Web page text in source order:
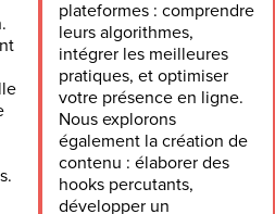
plateformes : comprendre
leurs algorithmes,
intégrer les meilleures
pratiques, et optimiser
votre présence en ligne.
Nous explorons
également la création de
contenu : élaborer des
hooks percutants,
développer un